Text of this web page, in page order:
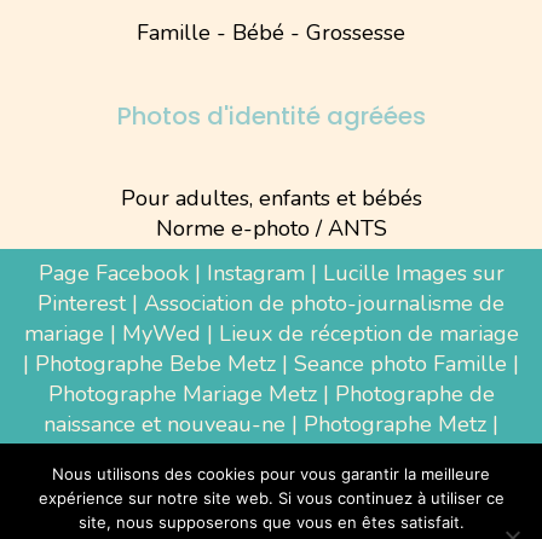
Famille - Bébé - Grossesse
Photos d'identité agréées
Pour adultes, enfants et bébés
Norme e-photo / ANTS
Page Facebook| Instagram| Lucille Images sur
Pinterest| Association de photo-journalisme de
mariage | MyWed | Lieux de réception de mariage
| Photographe Bebe Metz | Seance photo Famille |
Photographe Mariage Metz| Photographe de
naissance et nouveau-ne | Photographe Metz |
Luxembourg|Photographe Thionville|
Photographe d'entreprise Metz
Nous utilisons des cookies pour vous garantir la meilleure
expérience sur notre site web. Si vous continuez à utiliser ce
site, nous supposerons que vous en êtes satisfait.